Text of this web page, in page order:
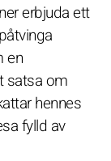
erbjuda ett
en
satsa om
hennes
fylld av